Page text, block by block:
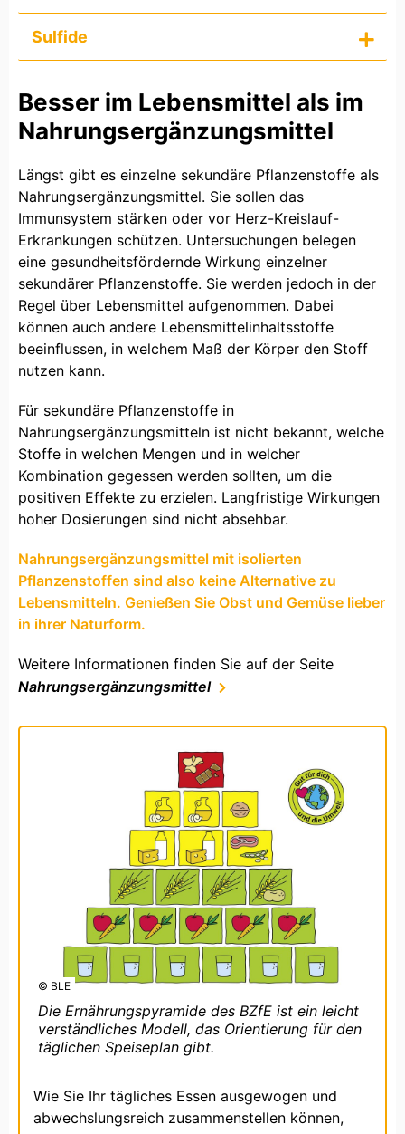
Sulfide
Besser im Lebensmittel als im
Nahrungsergänzungsmittel
Längst gibt es einzelne sekundäre Pflanzenstoffe als
Nahrungsergänzungsmittel. Sie sollen das
Immunsystem stärken oder vor Herz-Kreislauf-
Erkrankungen schützen. Untersuchungen belegen
eine gesundheitsfördernde Wirkung einzelner
sekundärer Pflanzenstoffe. Sie werden jedoch in der
Regel über Lebensmittel aufgenommen. Dabei
können auch andere Lebensmittelinhaltsstoffe
beeinflussen, in welchem Maß der Körper den Stoff
nutzen kann.
Für sekundäre Pflanzenstoffe in
Nahrungsergänzungsmitteln ist nicht bekannt, welche
Stoffe in welchen Mengen und in welcher
Kombination gegessen werden sollten, um die
positiven Effekte zu erzielen. Langfristige Wirkungen
hoher Dosierungen sind nicht absehbar.
Nahrungsergänzungsmittel mit isolierten
Pflanzenstoffen sind also keine Alternative zu
Lebensmitteln. Genießen Sie Obst und Gemüse lieber
in ihrer Naturform.
Weitere Informationen finden Sie auf der Seite
Nahrungsergänzungsmittel
© BLE
Die Ernährungspyramide des BZfE ist ein leicht
verständliches Modell, das Orientierung für den
täglichen Speiseplan gibt.
Wie Sie Ihr tägliches Essen ausgewogen und
abwechslungsreich zusammenstellen können,